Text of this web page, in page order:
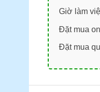
Giờ làm
Đặt mua
Đặt mua